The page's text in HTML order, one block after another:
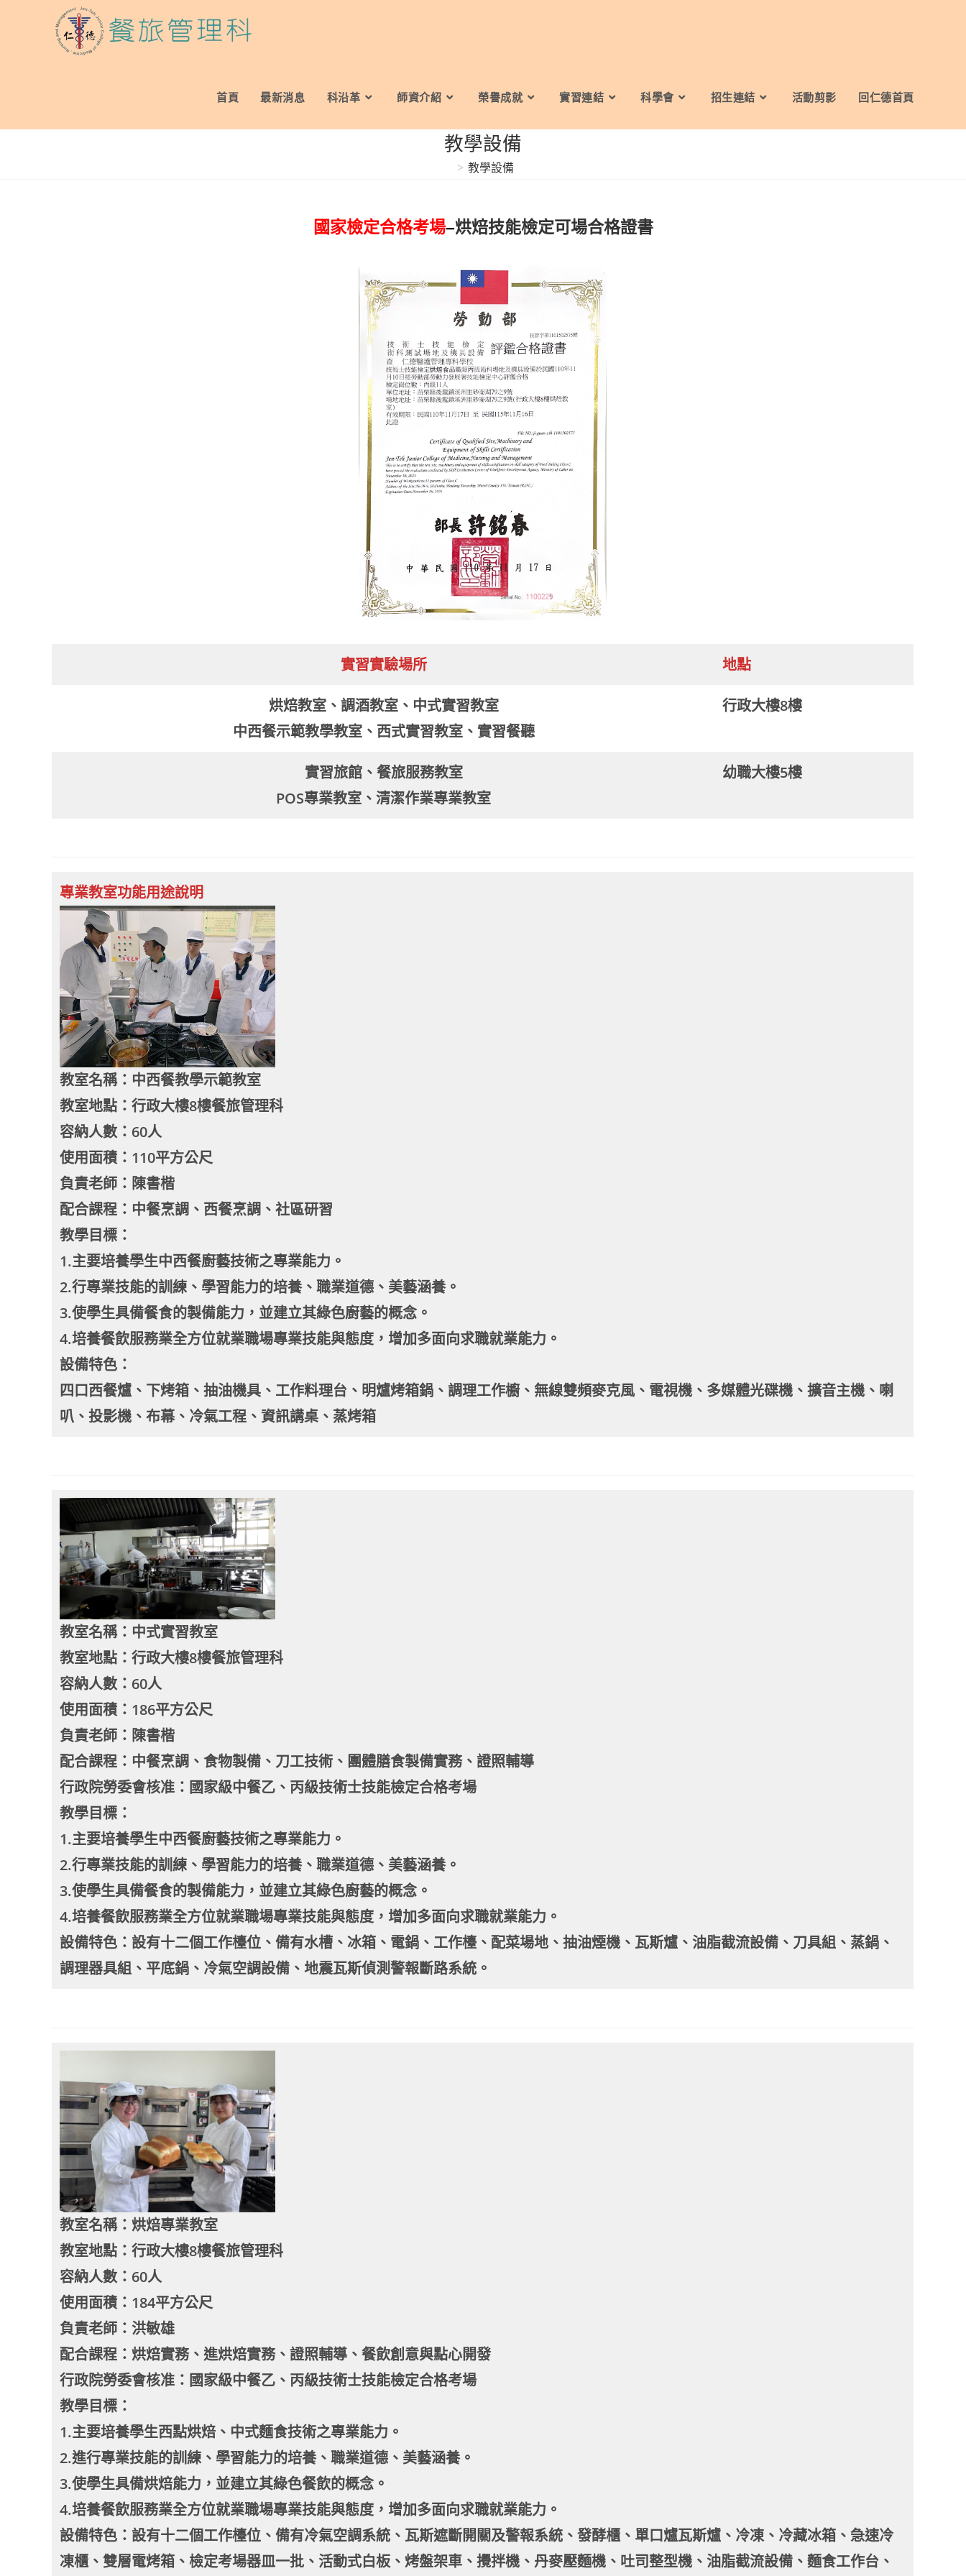
首頁 最新消息 科沿革 師資介紹 榮譽成就 實習連結 科學會 招生連結 活動剪影 回仁德首頁
教學設備
> 教學設備
國家檢定合格考場–烘焙技能檢定可場合格證書
實習實驗場所 地點
烘焙教室、調酒教室、 中式實習教室
中西餐示範教學教室、 西式實習教室、 實習餐聽
行政大樓8樓
實習旅館、 餐旅服務教室
POS專業教室 、 清潔作業專業教室
幼職大樓5樓
專業教室功能用途說明
教室名稱：中西餐教學示範教室
教室地點：行政大樓8樓餐旅管理科
容納人數：60人
使用面積：110平方公尺
負責老師：陳書楷
配合課程：中餐烹調、西餐烹調、社區研習
教學目標：
1.主要培養學生中西餐廚藝技術之專業能力。
2.行專業技能的訓練、學習能力的培養、職業道德、美藝涵養。
3.使學生具備餐食的製備能力，並建立其綠色廚藝的概念。
4.培養餐飲服務業全方位就業職場專業技能與態度，增加多面向求職就業能力。
設備特色：
四口西餐爐、下烤箱、抽油機具、工作料理台、明爐烤箱鍋、調理工作櫥、無線雙頻麥克風、電視機、多媒體光碟機、擴音主機、喇
叭、投影機、布幕、冷氣工程、資訊講桌、蒸烤箱
教室名稱：中式實習教室
教室地點：行政大樓8樓餐旅管理科
容納人數：60人
使用面積：186平方公尺
負責老師：陳書楷
配合課程：中餐烹調、食物製備、刀工技術、團體膳食製備實務、證照輔導
行政院勞委會核准：國家級中餐乙、丙級技術士技能檢定合格考場
教學目標：
1.主要培養學生中西餐廚藝技術之專業能力。
2.行專業技能的訓練、學習能力的培養、職業道德、美藝涵養。
3.使學生具備餐食的製備能力，並建立其綠色廚藝的概念。
4.培養餐飲服務業全方位就業職場專業技能與態度，增加多面向求職就業能力。
設備特色：設有十二個工作檯位、備有水槽、冰箱、電鍋、工作檯、配菜場地、抽油煙機、瓦斯爐、油脂截流設備、刀具組、蒸鍋、
調理器具組、平底鍋、冷氣空調設備、地震瓦斯偵測警報斷路系統。
教室名稱：烘焙專業教室
教室地點：行政大樓8樓餐旅管理科
容納人數：60人
使用面積：184平方公尺
負責老師：洪敏雄
配合課程：烘焙實務、進烘焙實務、證照輔導、餐飲創意與點心開發
行政院勞委會核准：國家級中餐乙、丙級技術士技能檢定合格考場
教學目標：
1.主要培養學生西點烘焙、中式麵食技術之專業能力。
2.進行專業技能的訓練、學習能力的培養、職業道德、美藝涵養。
3.使學生具備烘焙能力，並建立其綠色餐飲的概念。
4.培養餐飲服務業全方位就業職場專業技能與態度，增加多面向求職就業能力。
設備特色：設有十二個工作檯位、備有冷氣空調系統、瓦斯遮斷開關及警報系統、發酵櫃、單口爐瓦斯爐、冷凍、冷藏冰箱、急速冷
凍櫃、雙層電烤箱、檢定考場器皿一批、活動式白板、烤盤架車、攪拌機、丹麥壓麵機、吐司整型機、油脂截流設備、麵食工作台、